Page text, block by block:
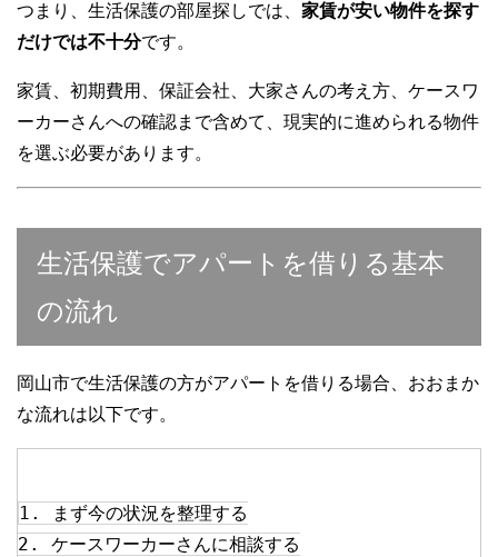
つまり、生活保護の部屋探しでは、 家賃が安い物件を探す
だけでは不十分です。
家賃、初期費用、保証会社、大家さんの考え方、ケースワ
ーカーさんへの確認まで含めて、現実的に進められる物件
を選ぶ必要があります。
生活保護でアパートを借りる基本
の流れ
岡山市で生活保護の方がアパートを借りる場合、おおまか
な流れは以下です。
1. まず今の状況を整理する
2. ケースワーカーさんに相談する